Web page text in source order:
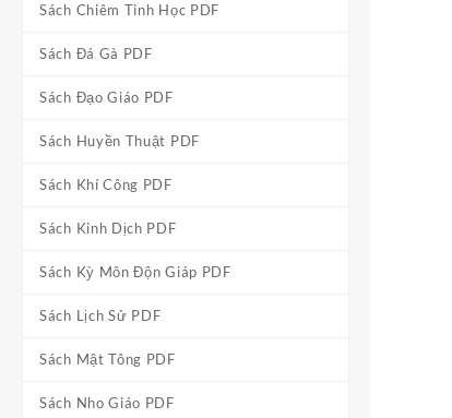
Sách Chiêm Tinh Học PDF
Sách Đá Gà PDF
Sách Đạo Giáo PDF
Sách Huyền Thuật PDF
Sách Khí Công PDF
Sách Kinh Dịch PDF
Sách Kỳ Môn Độn Giáp PDF
Sách Lịch Sử PDF
Sách Mật Tông PDF
Sách Nho Giáo PDF